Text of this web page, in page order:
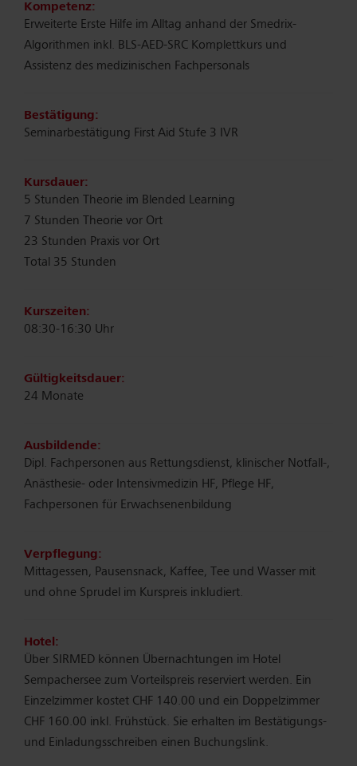
Kompetenz:
Erweiterte Erste Hilfe im Alltag anhand der Smedrix-
Algorithmen inkl. BLS-AED-SRC Komplettkurs und
Assistenz des medizinischen Fachpersonals
Bestätigung:
Seminarbestätigung First Aid Stufe 3 IVR
Kursdauer:
5 Stunden Theorie im Blended Learning
7 Stunden Theorie vor Ort
23 Stunden Praxis vor Ort
Total 35 Stunden
Kurszeiten:
08:30-16:30 Uhr
Gültigkeitsdauer:
24 Monate
Ausbildende:
Dipl. Fachpersonen aus Rettungsdienst, klinischer Notfall-,
Anästhesie- oder Intensivmedizin HF, Pflege HF,
Fachpersonen für Erwachsenenbildung
Verpflegung:
Mittagessen, Pausensnack, Kaffee, Tee und Wasser mit
und ohne Sprudel im Kurspreis inkludiert.
Hotel:
Über SIRMED können Übernachtungen im Hotel
Sempachersee zum Vorteilspreis reserviert werden. Ein
Einzelzimmer kostet CHF 140.00 und ein Doppelzimmer
CHF 160.00 inkl. Frühstück. Sie erhalten im Bestätigungs-
und Einladungsschreiben einen Buchungslink.